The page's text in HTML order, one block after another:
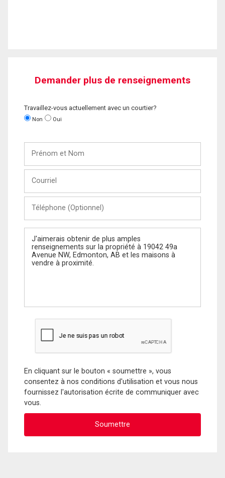
Demander plus de renseignements
Travaillez-vous actuellement avec un courtier?
Non Oui
Nom
(Optionnel)
Message
En cliquant sur le bouton « soumettre », vous
consentez à nos conditions d'utilisation et vous nous
fournissez l'autorisation écrite de communiquer avec
vous.